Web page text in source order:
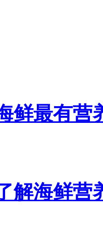
鲜最有营
解海鲜营